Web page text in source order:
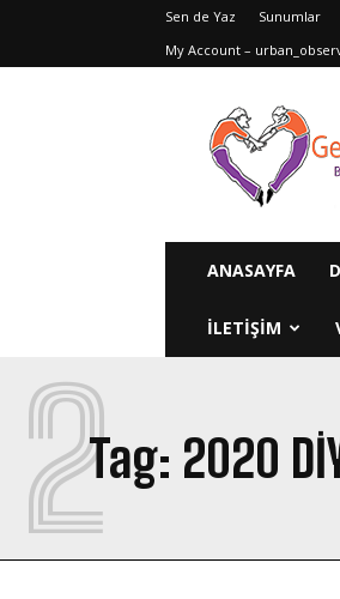
Sen de Yaz Sunumlar
My Account –
Genç
Diyetisyenler
ANASAYFA
ILETIŞIM
Tag: 2020
2